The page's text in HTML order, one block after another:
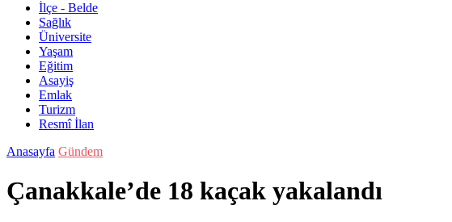
İlçe - Belde
Sağlık
Üniversite
Yaşam
Eğitim
Asayiş
Emlak
Turizm
Resmî İlan
Anasayfa Gündem
Çanakkale’de 18 kaçak yakalandı